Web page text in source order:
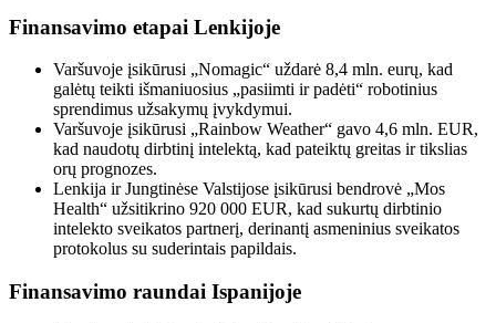
Finansavimo etapai Lenkijoje
Varšuvoje įsikūrusi „Nomagic“ uždarė 8,4 mln. eurų, kad
galėtų teikti išmaniuosius „pasiimti ir padėti“ robotinius
sprendimus užsakymų įvykdymui.
Varšuvoje įsikūrusi „Rainbow Weather“ gavo 4,6 mln. EUR,
kad naudotų dirbtinį intelektą, kad pateiktų greitas ir tikslias
orų prognozes.
Lenkija ir Jungtinėse Valstijose įsikūrusi bendrovė „Mos
Health“ užsitikrino 920 000 EUR, kad sukurtų dirbtinio
intelekto sveikatos partnerį, derinantį asmeninius sveikatos
protokolus su suderintais papildais.
Finansavimo raundai Ispanijoje